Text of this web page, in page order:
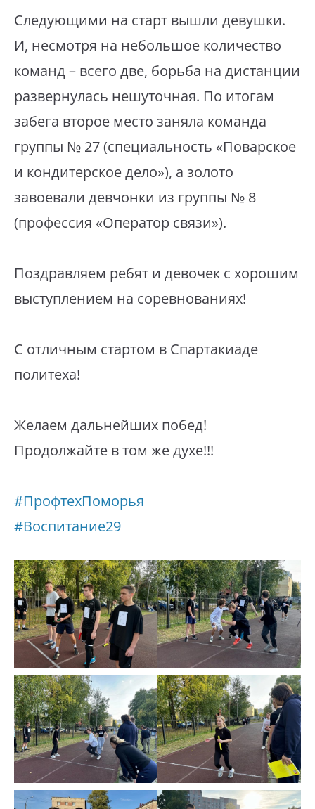
Следующими на старт вышли девушки.
И, несмотря на небольшое количество
команд – всего две, борьба на дистанции
развернулась нешуточная. По итогам
забега второе место заняла команда
группы № 27 (специальность «Поварское
и кондитерское дело»), а золото
завоевали девчонки из группы № 8
(профессия «Оператор связи»).
Поздравляем ребят и девочек с хорошим
выступлением на соревнованиях!
С отличным стартом в Спартакиаде
политеха!
Желаем дальнейших побед!
Продолжайте в том же духе!!!
#ПрофтехПоморья
#Воспитание29